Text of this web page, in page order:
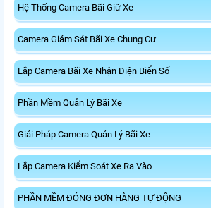
Hệ Thống Camera Bãi Giữ Xe
Camera Giám Sát Bãi Xe Chung Cư
Lắp Camera Bãi Xe Nhận Diện Biển Số
Phần Mềm Quản Lý Bãi Xe
Giải Pháp Camera Quản Lý Bãi Xe
Lắp Camera Kiểm Soát Xe Ra Vào
PHẦN MỀM ĐÓNG ĐƠN HÀNG TỰ ĐỘNG